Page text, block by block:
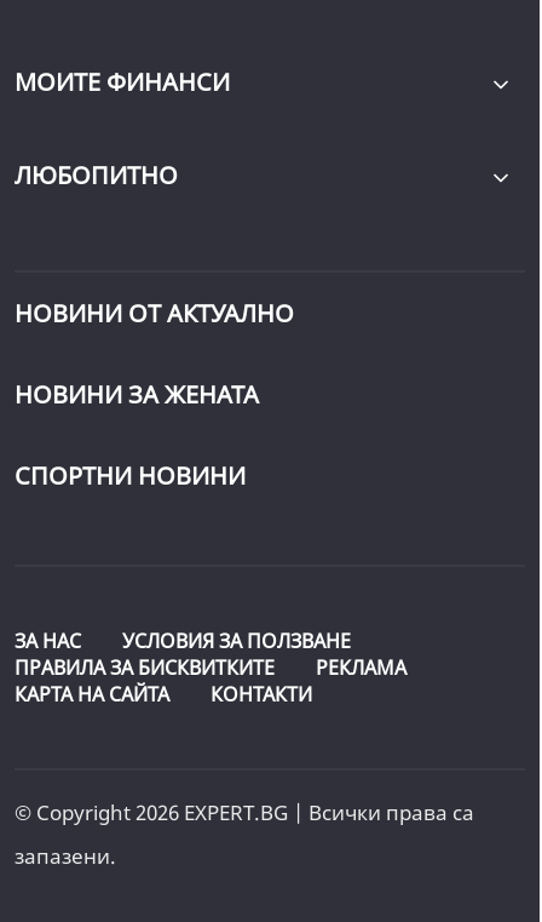
МОИТЕ ФИНАНСИ
ЛЮБОПИТНО
НОВИНИ ОТ АКТУАЛНО
НОВИНИ ЗА ЖЕНАТА
СПОРТНИ НОВИНИ
ЗА НАС
УСЛОВИЯ ЗА ПОЛЗВАНЕ
ПРАВИЛА ЗА БИСКВИТКИТЕ
РЕКЛАМА
КАРТА НА САЙТА
КОНТАКТИ
© Copyright 2026 EXPERT.BG | Всички права са
запазени.